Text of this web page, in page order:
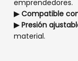
emprendedores.
▶ Compatible
▶ Presión
material.